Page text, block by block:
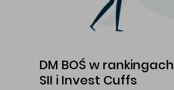
DM BOŚ w rankingach
SII i Invest Cuffs